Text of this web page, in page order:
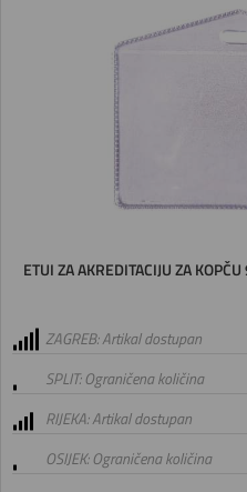
ETUI ZA AKREDITACIJU ZA
ZAGREB: Artikal dostupan
SPLIT: Ograničena količina
RIJEKA: Artikal dostupan
OSIJEK: Ograničena količina